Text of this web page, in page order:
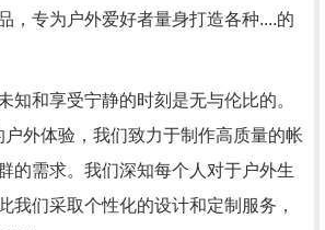
，专为户外爱好者量身打造各种....的
知和享受宁静的时刻是无与伦比的。
户外体验，我们致力于制作高质量的帐
的需求。我们深知每个人对于户外生
我们采取个性化的设计和定制服务，